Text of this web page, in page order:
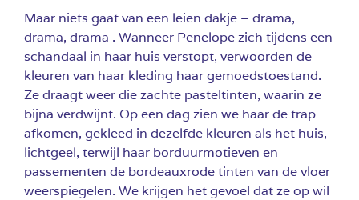
Maar niets gaat van een leien dakje – drama,
drama, drama . Wanneer Penelope zich tijdens een
schandaal in haar huis verstopt, verwoorden de
kleuren van haar kleding haar gemoedstoestand.
Ze draagt weer die zachte pasteltinten, waarin ze
bijna verdwijnt. Op een dag zien we haar de trap
afkomen, gekleed in dezelfde kleuren als het huis,
lichtgeel, terwijl haar borduurmotieven en
passementen de bordeauxrode tinten van de vloer
weerspiegelen. We krijgen het gevoel dat ze op wil